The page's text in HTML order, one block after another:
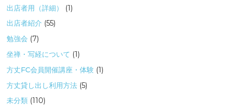
出店者用（詳細）
(1)
出店者紹介 (55)
勉強会 (7)
坐禅・写経について (1)
方丈FC会員開催講座・体験 (1)
方丈貸し出し利用方法 (5)
未分類 (110)